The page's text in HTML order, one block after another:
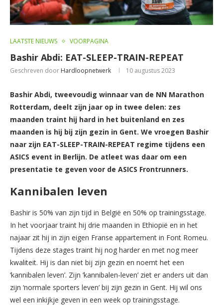
LAATSTE NIEUWS VOORPAGINA
Bashir Abdi: EAT-SLEEP-TRAIN-REPEAT
Geschreven door Hardloopnetwerk 10 augustus 2023
Bashir Abdi, tweevoudig winnaar van de NN Marathon
Rotterdam, deelt zijn jaar op in twee delen: zes
maanden traint hij hard in het buitenland en zes
maanden is hij bij zijn gezin in Gent. We vroegen Bashir
naar zijn EAT-SLEEP-TRAIN-REPEAT regime tijdens een
ASICS event in Berlijn. De atleet was daar om een
presentatie te geven voor de ASICS Frontrunners.
Kannibalen leven
Bashir is 50% van zijn tijd in België en 50% op trainingsstage.
In het voorjaar traint hij drie maanden in Ethiopië en in het
najaar zit hij in zijn eigen Franse appartement in Font Romeu.
Tijdens deze stages traint hij nog harder en met nog meer
kwaliteit. Hij is dan niet bij zijn gezin en noemt het een
‘kannibalen leven’. Zijn ‘kannibalen-leven’ ziet er anders uit dan
zijn ‘normale sporters leven’ bij zijn gezin in Gent. Hij wil ons
wel een inkijkje geven in een week op trainingsstage.